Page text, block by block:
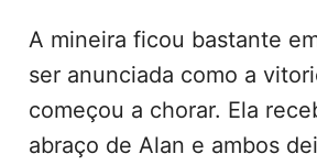
A mineira ficou bastante
ser anunciada como a
começou a chorar. Ela
abraço de Alan e ambos